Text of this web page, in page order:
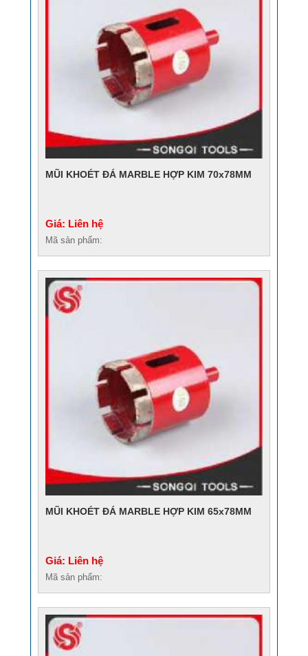
MŨI KHOÉT ĐÁ MARBLE HỢP KIM 70x78MM
Giá: Liên hệ
Mã sản phẩm:
MŨI KHOÉT ĐÁ MARBLE HỢP KIM 65x78MM
Giá: Liên hệ
Mã sản phẩm: